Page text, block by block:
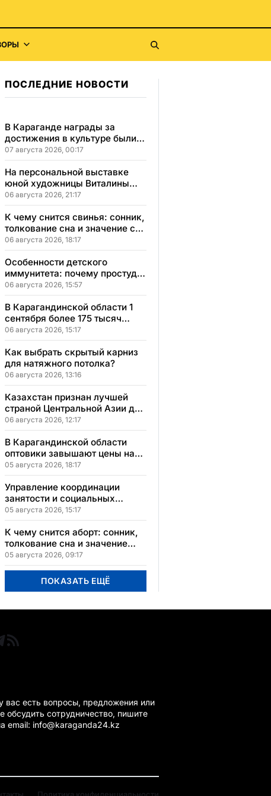
ПОСЛЕДНИЕ НОВОСТИ
В Караганде награды за
достижения в культуре были
вручены 5 лауреатам
07 августа 2026, 00:17
На персональной выставке
юной художницы Виталины
представлено 156 работ
06 августа 2026, 21:17
К чему снится свинья: сонник,
толкование сна и значение сна
для вашей жизни
06 августа 2026, 18:17
Особенности детского
иммунитета: почему простуды
у детей протекают иначе и как
правильно им помогать
06 августа 2026, 15:57
В Карагандинской области 1
сентября более 175 тысяч
школьников начнут учебный
год
06 августа 2026, 15:17
Как выбрать скрытый карниз
для натяжного потолка?
06 августа 2026, 13:16
Казахстан признан лучшей
страной Центральной Азии для
переезда
06 августа 2026, 12:17
В Карагандинской области
оптовики завышают цены на
продукты до 50%
05 августа 2026, 18:17
Управление координации
занятости и социальных
программ Карагандинской
области сменило место
расположения
05 августа 2026, 15:17
К чему снится аборт: сонник,
толкование сна и значение
увиденного
05 августа 2026, 09:17
ПОКАЗАТЬ ЕЩЁ
вас есть вопросы, предложения или
обсудить сотрудничество, пишите
email: info@karaganda24.kz